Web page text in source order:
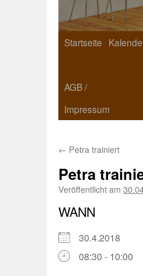
Startseite
AGB /
Impressum
← Petra trainiert
Petra
Veröffentlicht am
WANN
30.4.2018
08:30 - 10:00